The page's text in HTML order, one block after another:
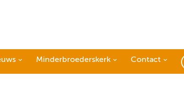
Minderbroederskerk
Contact